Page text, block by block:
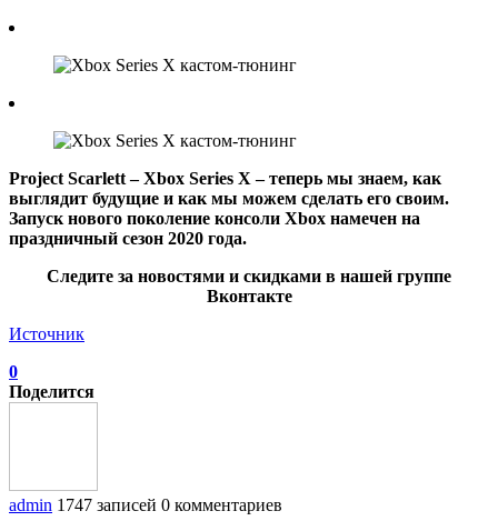
Project Scarlett – Xbox Series X – теперь мы знаем, как
выглядит будущие и как мы можем сделать его своим.
Запуск нового поколение консоли Xbox намечен на
праздничный сезон 2020 года.
Следите за новостями и скидками в нашей группе
Вконтакте
Источник
0
Поделится
admin 1747 записей 0 комментариев